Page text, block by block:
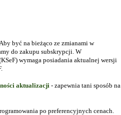
być na bieżąco ze zmianami w
do zakupu subskrypcji. W
wymaga posiadania aktualnej wersji
aktualizacji - zapewnia tani sposób na
po preferencyjnych cenach.